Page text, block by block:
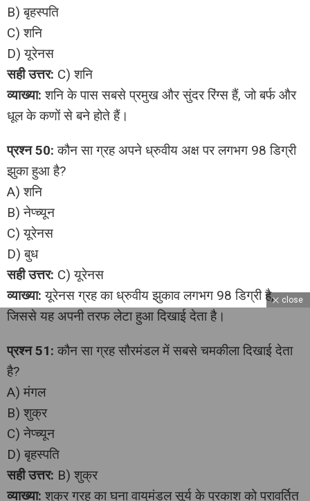
B) बृहस्पति
C) शनि
D) यूरेनस
सही उत्तर: C) शनि
व्याख्या: शनि के पास सबसे प्रमुख और सुंदर रिंग्स हैं, जो बर्फ और
धूल के कणों से बने होते हैं।
प्रश्न 50: कौन सा ग्रह अपने ध्रुवीय अक्ष पर लगभग 98 डिग्री
झुका हुआ है?
A) शनि
B) नेप्च्यून
C) यूरेनस
D) बुध
सही उत्तर: C) यूरेनस
व्याख्या: यूरेनस ग्रह का ध्रुवीय झुकाव लगभग 98 डिग्री है,
जिससे यह अपनी तरफ लेटा हुआ दिखाई देता है।
प्रश्न 51: कौन सा ग्रह सौरमंडल में सबसे चमकीला दिखाई देता
है?
A) मंगल
B) शुक्र
C) नेप्च्यून
D) बृहस्पति
सही उत्तर: B) शुक्र
व्याख्या: शुक्र ग्रह का घना वायुमंडल सूर्य के प्रकाश को परावर्तित
close